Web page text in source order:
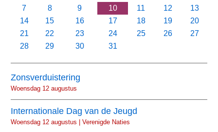
7
8 9 10 11 12
13
14
15 16 17 18 19
20
21
22 23 24 25 26
27
28
29 30 31
Zonsverduistering
Woensdag 12 augustus
Internationale Dag van de Jeugd
Woensdag 12 augustus | Verenigde Naties